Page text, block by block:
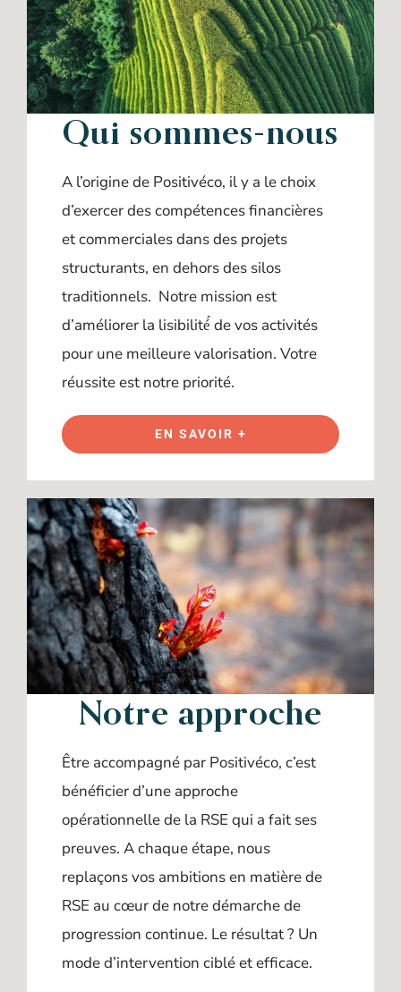
Qui sommes-nous
A l’origine de Positivéco, il y a le choix
d’exercer des compétences financières
et commerciales dans des projets
structurants, en dehors des silos
traditionnels. Notre mission est
d’améliorer la lisibilité́ de vos activités
pour une meilleure valorisation. Votre
réussite est notre priorité.
EN SAVOIR +
Notre approche
Être accompagné par Positivéco, c’est
bénéficier d’une approche
opérationnelle de la RSE qui a fait ses
preuves. A chaque étape, nous
replaçons vos ambitions en matière de
RSE au cœur de notre démarche de
progression continue. Le résultat ? Un
mode d’intervention ciblé et efficace.